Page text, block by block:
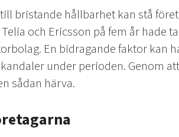
bristande hållbarhet kan stå
och Ericsson på fem år hade
En bidragande faktor kan
under perioden. Genom
sådan härva.